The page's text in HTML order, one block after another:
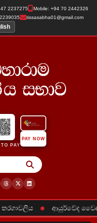
2237275
Mobile: +94 70 2442326
tissasabha01@gmail.com
PAY
PAY NOW
● ආයුර්වේද වෛද්‍ය